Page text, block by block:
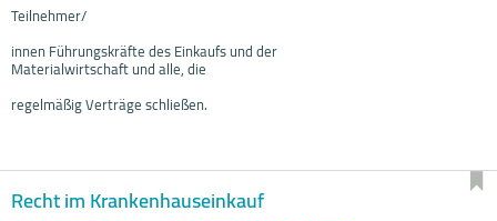
Teilnehmer/
innen Führungskräfte des Einkaufs und der
Materialwirtschaft und alle, die
regelmäßig Verträge schließen.
Recht im Krankenhauseinkauf